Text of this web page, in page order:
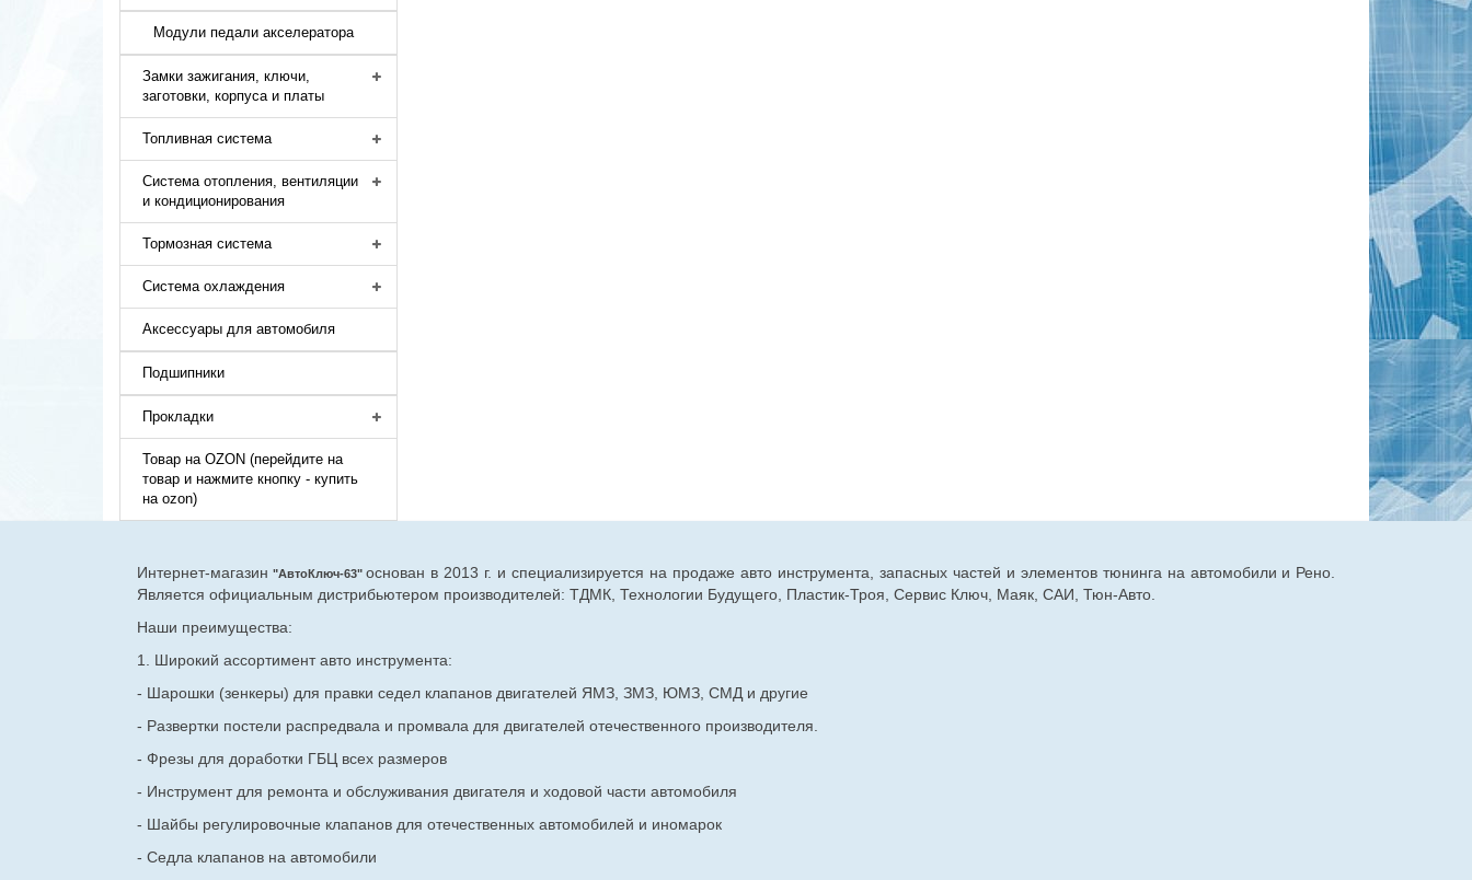
Модули педали акселератора
Замки зажигания, ключи,
заготовки, корпуса и платы
Топливная система
Система отопления, вентиляции
и кондиционирования
Тормозная система
Система охлаждения
Аксессуары для автомобиля
Подшипники
Прокладки
Товар на OZON (перейдите на
товар и нажмите кнопку - купить
на ozon)
Интернет-магазин "АвтоКлюч-63"основан в 2013 г. и специализируется на продаже авто инструмента, запасных частей и элементов тюнинга на автомобили и Рено.
Является официальным дистрибьютером производителей: ТДМК, Технологии Будущего, Пластик-Троя, Сервис Ключ, Маяк, САИ, Тюн-Авто.
Наши преимущества:
1. Широкий ассортимент авто инструмента:
- Шарошки (зенкеры) для правки седел клапанов двигателей ЯМЗ, ЗМЗ, ЮМЗ, СМД и другие
- Развертки постели распредвала и промвала для двигателей отечественного производителя.
- Фрезы для доработки ГБЦ всех размеров
- Инструмент для ремонта и обслуживания двигателя и ходовой части автомобиля
- Шайбы регулировочные клапанов для отечественныхавтомобилей и иномарок
- Седла клапанов на автомобили